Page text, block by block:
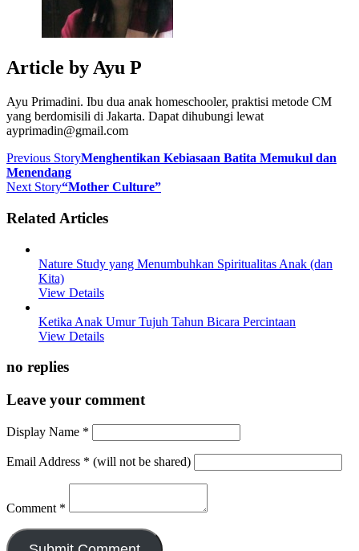
Article byAyu P
Ayu Primadini. Ibu dua anak homeschooler, praktisi metode CM
yang berdomisili di Jakarta. Dapat dihubungi lewat
ayprimadin@gmail.com
Previous StoryMenghentikan Kebiasaan Batita Memukul dan
Menendang
Next Story“Mother Culture”
Related Articles
Nature Study yang Menumbuhkan Spiritualitas Anak (dan
Kita)
View Details
Ketika Anak Umur Tujuh Tahun Bicara Percintaan
View Details
no replies
Leave your comment
Display Name *
Email Address * (will not be shared)
Comment *